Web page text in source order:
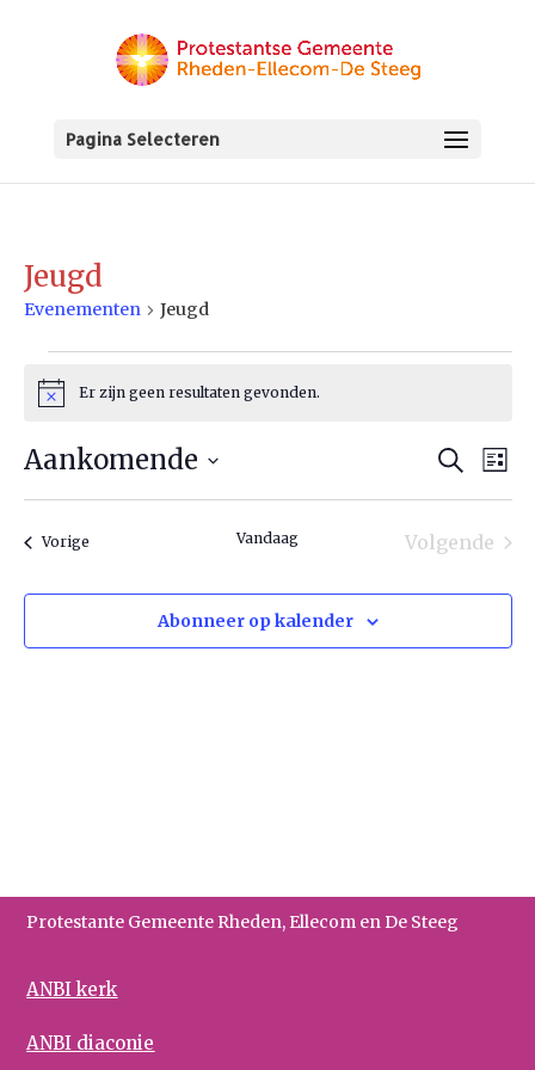
Pagina Selecteren
Jeugd
Evenementen Jeugd
Evenementen
BerichtEr zijn geen resultaten gevonden.
en
Zoeken
Lijst
Aankomende
Selecteer
eenVorigeEvenementen Vandaag
Volgende
Abonneer op kalender
Protestante Gemeente Rheden, Ellecom en De Steeg
ANBI kerk
ANBI diaconie